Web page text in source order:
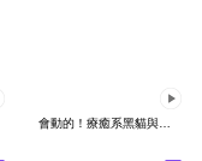
會動的！療癒系黑貓與主人